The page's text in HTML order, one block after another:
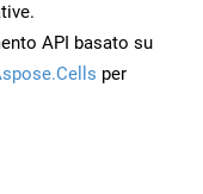
API basato su
per